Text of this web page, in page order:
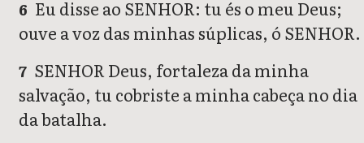
6 Eu disse ao SENHOR: tu és o meu Deus;
ouve a voz das minhas súplicas, ó SENHOR.
7 SENHOR Deus, fortaleza da minha
salvação, tu cobriste a minha cabeça no dia
da batalha.